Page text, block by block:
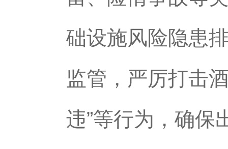
础设施风险隐患
监管，严厉打击
违”等行为，确保